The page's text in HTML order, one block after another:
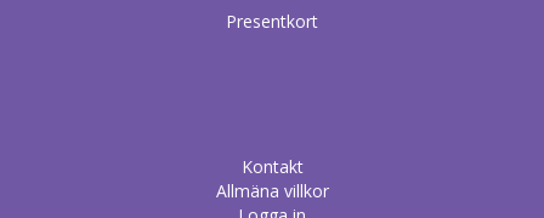
Presentkort
Kontakt
Allmäna villkor